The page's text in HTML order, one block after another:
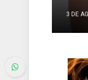
3 DE